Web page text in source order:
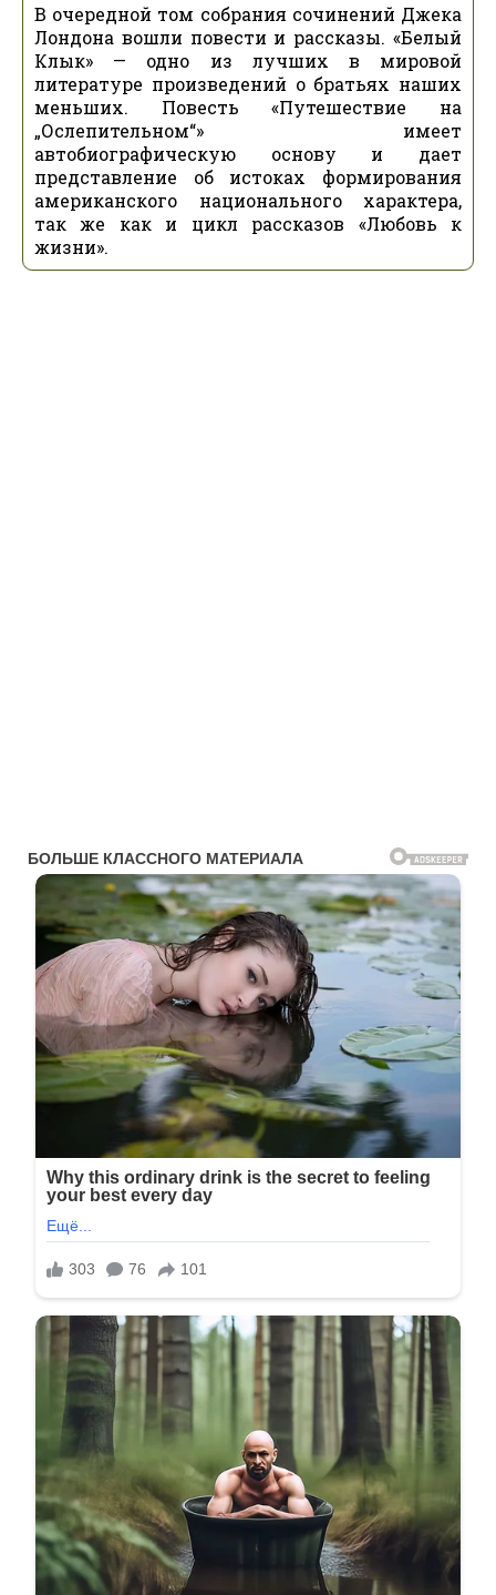
В очередной том собрания сочинений Джека
Лондона вошли повести и рассказы. «Белый
Клык» — одно из лучших в мировой
литературе произведений о братьях наших
меньших. Повесть «Путешествие на
„Ослепительном“» имеет
автобиографическую основу и дает
представление об истоках формирования
американского национального характера,
так же как и цикл рассказов «Любовь к
жизни».